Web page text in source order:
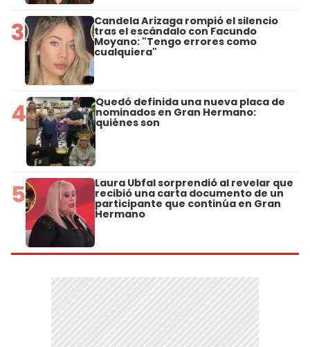
3 Candela Arizaga rompió el silencio
tras el escándalo con Facundo
Moyano: "Tengo errores como
cualquiera"
4 Quedó definida una nueva placa de
nominados en Gran Hermano:
quiénes son
5 Laura Ubfal sorprendió al revelar que
recibió una carta documento de un
participante que continúa en Gran
Hermano